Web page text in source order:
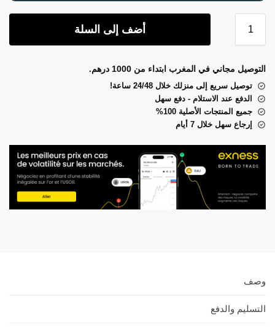
أضف إلى السلة
التوصيل مجاني في المغرب ابتداء من 1000 درهم.
توصيل سريع إلى منزلك خلال 24/48 ساعة!
الدفع عند الاستلام - دفع سهل
جميع المنتجات الأصلية 100%
إرجاع سهل خلال 7 أيام
وصف
التسليم والدفع